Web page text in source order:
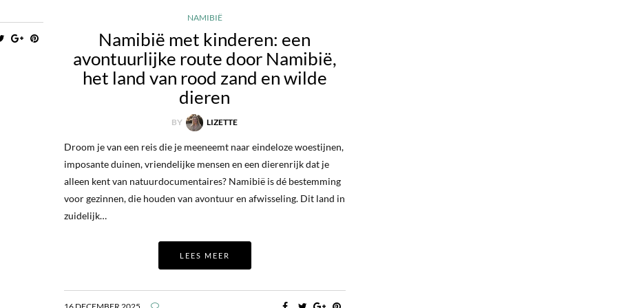
NAMIBIË
Namibië met kinderen: een
avontuurlijke route door Namibië,
het land van rood zand en wilde
dieren
BY LIZETTE
Droom je van een reis die je meeneemt naar eindeloze woestijnen,
imposante duinen, vriendelijke mensen en een dierenrijk dat je
alleen kent van natuurdocumentaires? Namibië is dé bestemming
voor gezinnen, die houden van avontuur en afwisseling. Dit land in
zuidelijk…
LEES MEER